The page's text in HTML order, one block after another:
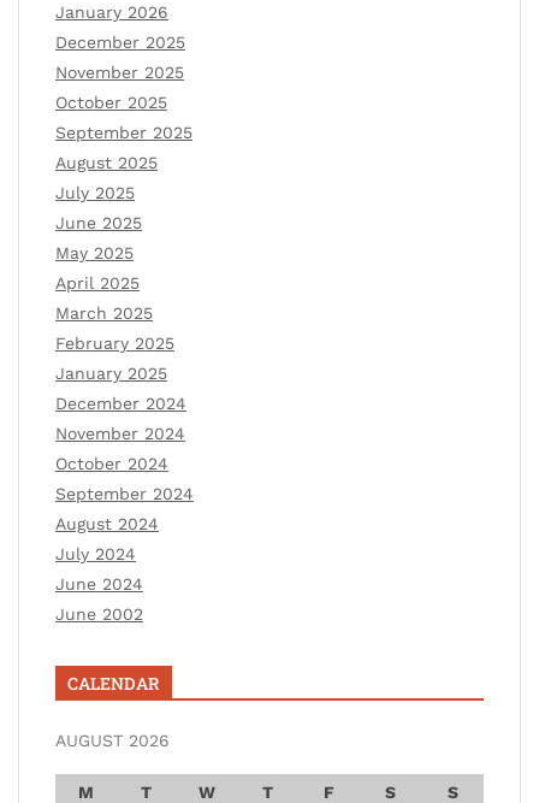
January 2026
December 2025
November 2025
October 2025
September 2025
August 2025
July 2025
June 2025
May 2025
April 2025
March 2025
February 2025
January 2025
December 2024
November 2024
October 2024
September 2024
August 2024
July 2024
June 2024
June 2002
CALENDAR
AUGUST 2026
M T W T F S
S